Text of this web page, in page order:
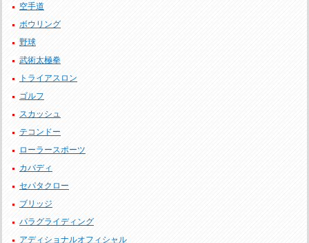
空手道
ボウリング
野球
武術太極拳
トライアスロン
ゴルフ
スカッシュ
テコンドー
ローラースポーツ
カバディ
セパタクロー
ブリッジ
パラグライディング
アディショナルオフィシャル